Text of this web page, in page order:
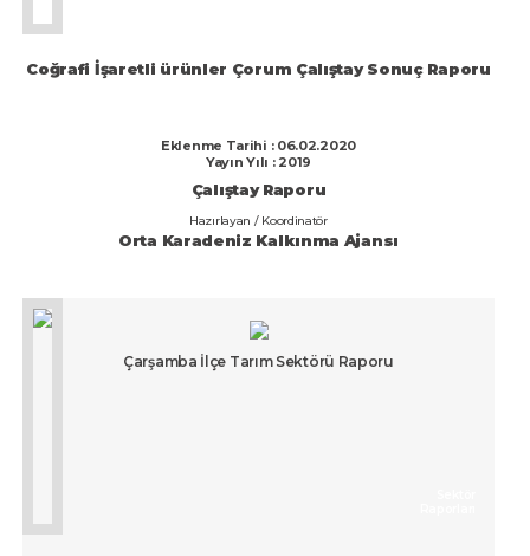
Coğrafi İşaretli ürünler Çorum Çalıştay Sonuç Raporu
Eklenme Tarihi : 06.02.2020
Yayın Yılı : 2019
Çalıştay Raporu
Hazırlayan / Koordinatör
Orta Karadeniz Kalkınma Ajansı
Çarşamba İlçe Tarım Sektörü Raporu